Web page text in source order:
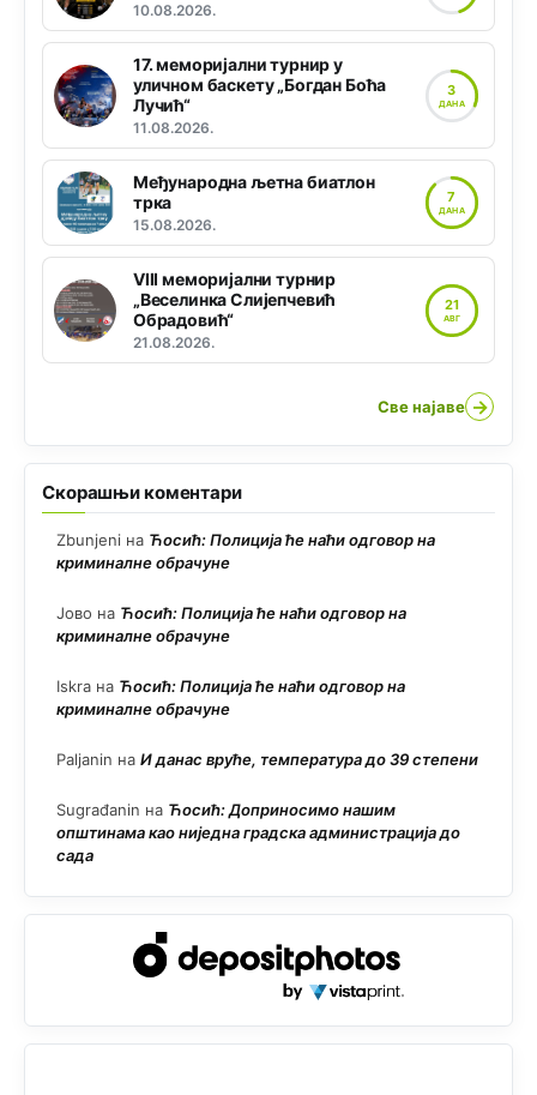
10.08.2026.
17. меморијални турнир у
уличном баскету „Богдан Боћа
Лучић“
11.08.2026.
3
ДАНА
Међународна љетна биатлон
трка
15.08.2026.
7
ДАНА
VIII меморијални турнир
„Веселинка Слијепчевић
Обрадовић“
21.08.2026.
21
АВГ
Све најаве →
Скорашњи коментари
Zbunjeni на Ћосић: Полиција ће наћи одговор на
криминалне обрачуне
Јово на Ћосић: Полиција ће наћи одговор на
криминалне обрачуне
Iskra на Ћосић: Полиција ће наћи одговор на
криминалне обрачуне
Paljanin на И данас вруће, температура до 39 степени
Sugrađanin на Ћосић: Доприносимо нашим
општинама као ниједна градска администрација до
сада